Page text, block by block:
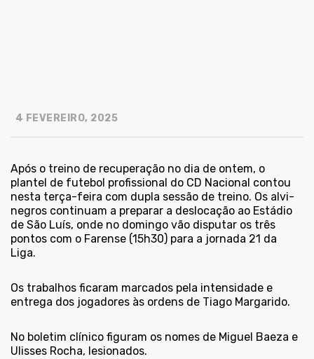
4 FEVEREIRO, 2025
Após o treino de recuperação no dia de ontem, o
plantel de futebol profissional do CD Nacional contou
nesta terça-feira com dupla sessão de treino. Os alvi-
negros continuam a preparar a deslocação ao Estádio
de São Luís, onde no domingo vão disputar os três
pontos com o Farense (15h30) para a jornada 21 da
Liga.
Os trabalhos ficaram marcados pela intensidade e
entrega dos jogadores às ordens de Tiago Margarido.
No boletim clínico figuram os nomes de Miguel Baeza e
Ulisses Rocha, lesionados.